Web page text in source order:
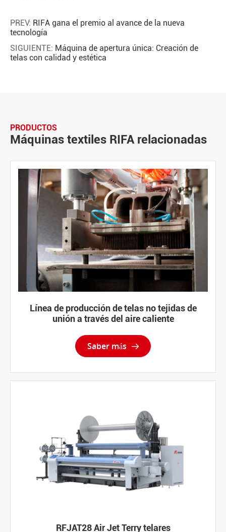
PREV: RIFA gana el premio al avance de la nueva
tecnología
SIGUIENTE: Máquina de apertura única: Creación de
telas con calidad y estética
PRODUCTOS
Máquinas textiles RIFA relacionadas
Línea de producción de telas no tejidas de
unión a través del aire caliente
Saber más 
RFJAT28 Air Jet Terry telares